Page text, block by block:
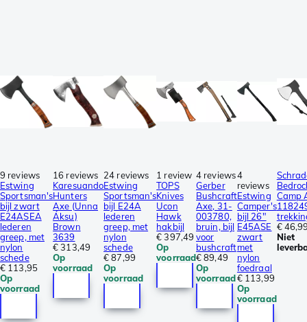
9 reviews
Estwing
Sportsman's
bijl zwart
E24ASEA
lederen
greep, met
nylon
schede
€ 113,95
Op
voorraad
16 reviews
Karesuando
Hunters
Axe (Unna
Áksu)
Brown
3639
€ 313,49
Op
voorraad
24 reviews
Estwing
Sportsman's
bijl E24A
lederen
greep, met
nylon
schede
€ 87,99
Op
voorraad
1 review
TOPS
Knives
Ucon
Hawk
hakbijl
€ 397,49
Op
voorraad
4 reviews
Gerber
Bushcraft
Axe, 31-
003780,
bruin, bijl
voor
bushcraft
€ 89,49
Op
voorraad
4
reviews
Estwing
Camper's
bijl 26"
E45ASE
zwart
met
nylon
foedraal
€ 113,99
Op
voorraad
Camp
€
Niet